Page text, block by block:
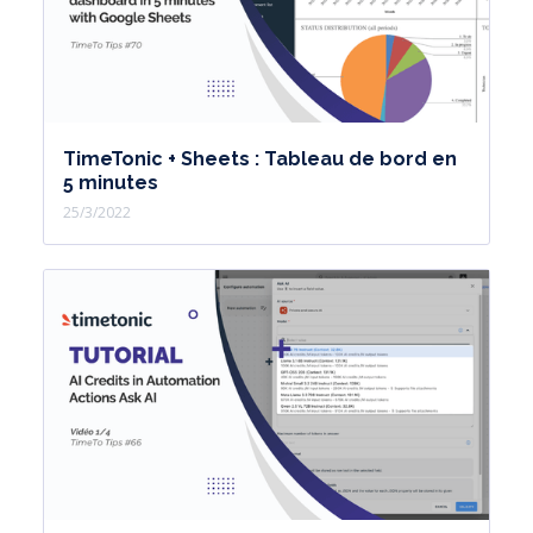
TimeTonic + Sheets : Tableau de bord en
5 minutes
25/3/2022